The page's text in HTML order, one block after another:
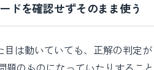
ドを確認せずそのまま使う
目は動いていても、正解の判定が